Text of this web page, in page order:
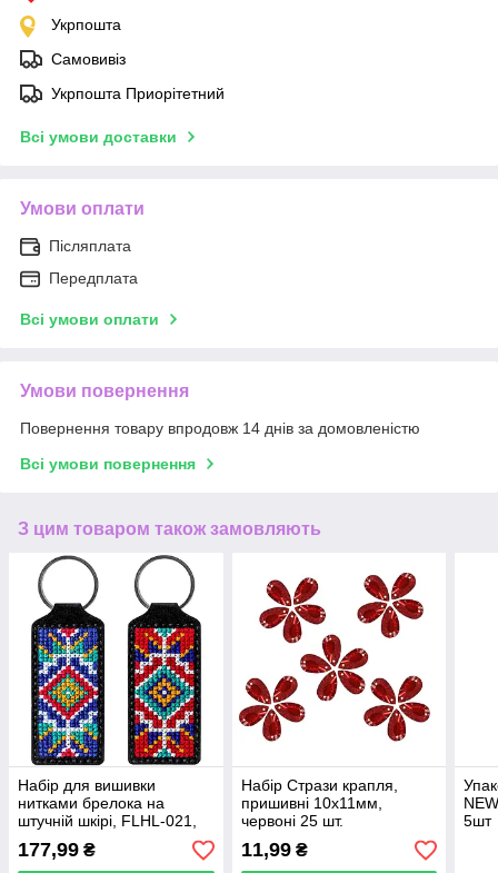
Укрпошта
Самовивіз
Укрпошта Приорітетний
Всі умови доставки
Умови оплати
Післяплата
Передплата
Всі умови оплати
Умови повернення
Повернення товару впродовж 14 днів за домовленістю
Всі умови повернення
З цим товаром також замовляють
Набір для вишивки
нитками брелока на
штучній шкірі, FLHL-021,
3*13.5см, Wonderland
Crafts
177,99 ₴
Набір Стрази крапля,
пришивні 10х11мм,
червоні 25 шт.
11,99₴
5шт